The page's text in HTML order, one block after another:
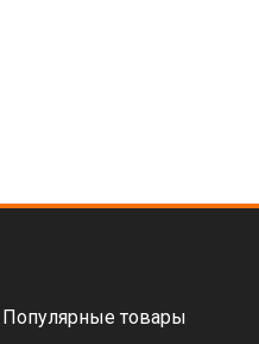
Популярные товары